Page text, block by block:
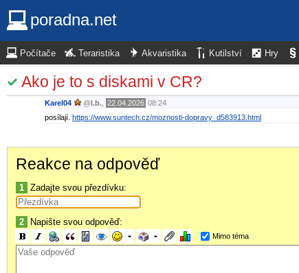
poradna.net
Počítače Teraristika Akvaristika Kutilství Hry
Ako je to s diskami v CR?
Karel04 @l.b. 22.04.2026 08:24
posílají. https://www.suntech.cz/moznosti-dopravy_d583913.html
Reakce na odpověď
1 Zadajte svou přezdívku:
2 Napište svou odpověď:
Mimo téma